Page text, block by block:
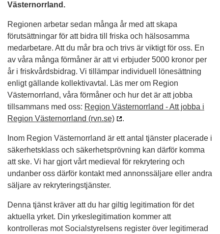
Västernorrland.
Regionen arbetar sedan många år med att skapa
förutsättningar för att bidra till friska och hälsosamma
medarbetare. Att du mår bra och trivs är viktigt för oss. En
av våra många förmåner är att vi erbjuder 5000 kronor per
år i friskvårdsbidrag. Vi tillämpar individuell lönesättning
enligt gällande kollektivavtal. Läs mer om Region
Västernorrland, våra förmåner och hur det är att jobba
tillsammans med oss: Region Västernorrland - Att jobba i
Region Västernorrland (rvn.se)
.
Inom Region Västernorrland är ett antal tjänster placerade i
säkerhetsklass och säkerhetsprövning kan därför komma
att ske. Vi har gjort vårt medieval för rekrytering och
undanber oss därför kontakt med annonssäljare eller andra
säljare av rekryteringstjänster.
Denna tjänst kräver att du har giltig legitimation för det
aktuella yrket. Din yrkeslegitimation kommer att
kontrolleras mot Socialstyrelsens register över legitimerad